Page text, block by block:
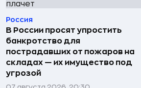
Россия
В России просят упростить
банкротство для
пострадавших от пожаров на
складах — их имущество под
угрозой